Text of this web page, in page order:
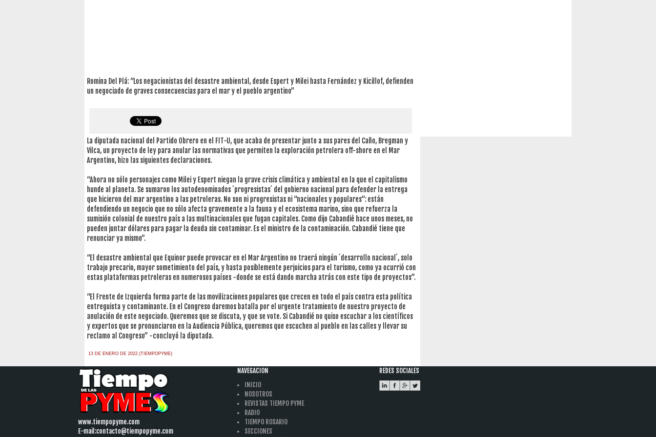
Romina Del Plá: “Los negacionistas del desastre ambiental, desde Espert y Milei hasta Fernández y Kicillof, defienden
un negociado de graves consecuencias para el mar y el pueblo argentino”
La diputada nacional del Partido Obrero en el FIT-U, que acaba de presentar junto a sus pares del Caño, Bregman y
Vilca, un proyecto de ley para anular las normativas que permiten la exploración petrolera off-shore en el Mar
Argentino, hizo las siguientes declaraciones.
“Ahora no sólo personajes como Milei y Espert niegan la grave crisis climática y ambiental en la que el capitalismo
hunde al planeta. Se sumaron los autodenominados ´progresistas´ del gobierno nacional para defender la entrega
que hicieron del mar argentino a las petroleras. No son ni progresistas ni “nacionales y populares”: están
defendiendo un negocio que no sólo afecta gravemente a la fauna y el ecosistema marino, sino que refuerza la
sumisión colonial de nuestro país a las multinacionales que fugan capitales. Como dijo Cabandié hace unos meses, no
pueden juntar dólares para pagar la deuda sin contaminar. Es el ministro de la contaminación. Cabandié tiene que
renunciar ya mismo”.
“El desastre ambiental que Equinor puede provocar en el Mar Argentino no traerá ningún ´desarrollo nacional´, solo
trabajo precario, mayor sometimiento del país, y hasta posiblemente perjuicios para el turismo, como ya ocurrió con
estas plataformas petroleras en numerosos países -donde se está dando marcha atrás con este tipo de proyectos”.
“El Frente de Izquierda forma parte de las movilizaciones populares que crecen en todo el país contra esta política
entreguista y contaminante. En el Congreso daremos batalla por el urgente tratamiento de nuestro proyecto de
anulación de este negociado. Queremos que se discuta, y que se vote. Si Cabandié no quiso escuchar a los científicos
y expertos que se pronunciaron en la Audiencia Pública, queremos que escuchen al pueblo en las calles y llevar su
reclamo al Congreso” -concluyó la diputada.
13 DE ENERO DE 2022.(TIEMPOPYME)
www.tiempopyme.com
E-mail:contacto@tiempopyme.com
NAVEGACION
INICIO
NOSOTROS
REVISTAS TIEMPO PYME
RADIO
TIEMPO ROSARIO
SECCIONES
REDES SOCIALES